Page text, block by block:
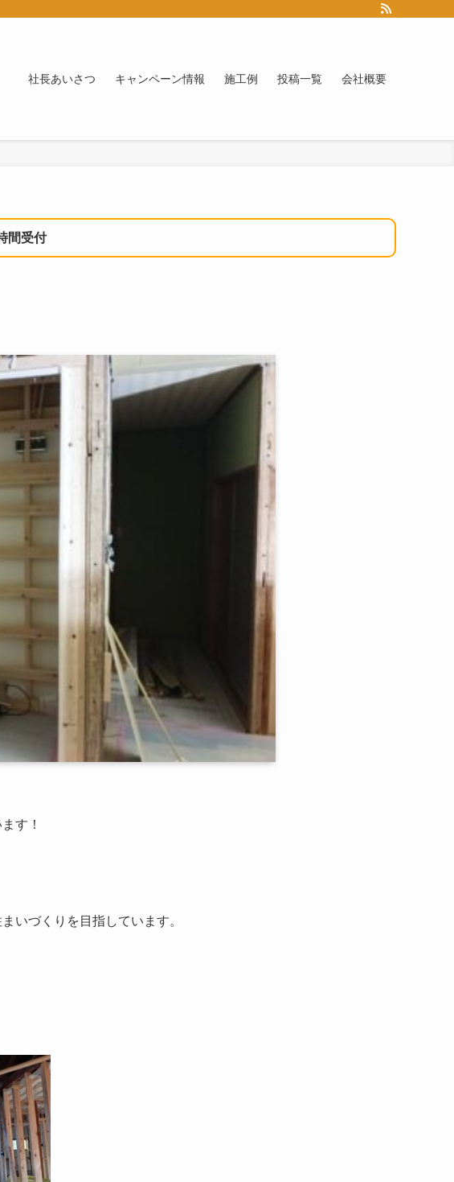
社長あいさつ キャンペーン情報 施工例 投稿一覧 会社概要
受付
す！
いづくりを目指しています。